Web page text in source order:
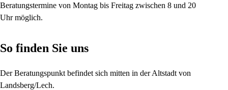
Beratungstermine von Montag bis Freitag zwischen 8 und 20
Uhr möglich.
So finden Sie uns
Der Beratungspunkt befindet sich mitten in der Altstadt von
Landsberg/Lech.